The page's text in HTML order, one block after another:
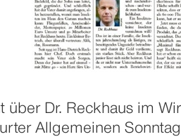
über Dr. Reckhaus im
Allgemeinen